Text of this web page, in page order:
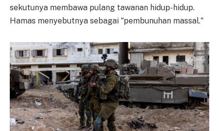
sekutunya membawa pulang tawanan hidup-hidup.
Hamas menyebutnya sebagai "pembunuhan massal."